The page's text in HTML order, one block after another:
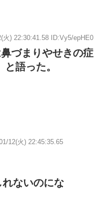
火) 22:30:41.58 ID:Vy5/epHE0
づまりやせきの症
語った。
12(火) 22:45:35.65
ないのにな